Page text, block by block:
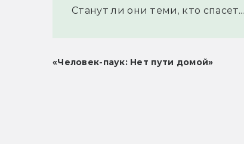
Станут ли они теми, кто спасет...
«Человек-паук: Нет пути домой»